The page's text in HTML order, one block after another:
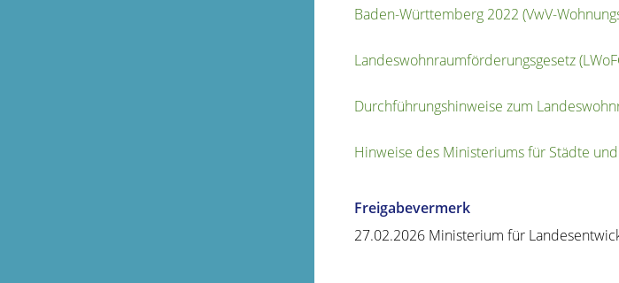
Baden-Württemberg 2022 (VwV-
Landeswohnraumförderungsgesetz
Durchführungshinweise zum
Hinweise des Ministeriums für Städte
Freigabevermerk
27.02.2026 Ministerium für